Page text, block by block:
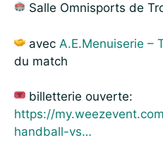
Salle Omnisports de
avec A.E.Menuiserie –
du match
billetterie ouverte:
https://
handball-vs…